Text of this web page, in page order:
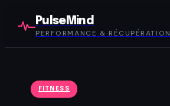
PulseMind
PERFORMANCE & RÉCUPÉRATION
FITNESS